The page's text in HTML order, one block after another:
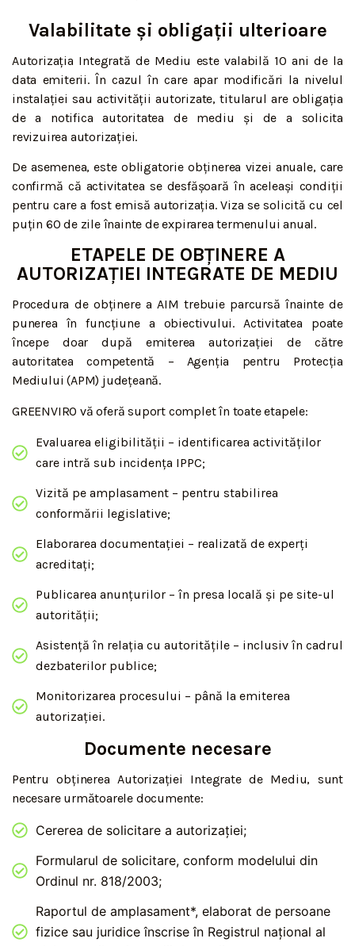
Valabilitate și obligații ulterioare
Autorizația Integrată de Mediu este valabilă 10 ani de la
data emiterii. În cazul în care apar modificări la nivelul
instalației sau activității autorizate, titularul are obligația
de a notifica autoritatea de mediu și de a solicita
revizuirea autorizației.
De asemenea, este obligatorie obținerea vizei anuale, care
confirmă că activitatea se desfășoară în aceleași condiții
pentru care a fost emisă autorizația. Viza se solicită cu cel
puțin 60 de zile înainte de expirarea termenului anual.
ETAPELE DE OBȚINERE A
AUTORIZAȚIEI INTEGRATE DE MEDIU
Procedura de obținere a AIM trebuie parcursă înainte de
punerea în funcțiune a obiectivului. Activitatea poate
începe doar după emiterea autorizației de către
autoritatea competentă – Agenția pentru Protecția
Mediului (APM) județeană.
GREENVIRO vă oferă suport complet în toate etapele:
Evaluarea eligibilității – identificarea activităților
care intră sub incidența IPPC;
Vizită pe amplasament – pentru stabilirea
conformării legislative;
Elaborarea documentației – realizată de experți
acreditați;
Publicarea anunțurilor – în presa locală și pe site-ul
autorității;
Asistență în relația cu autoritățile – inclusiv în cadrul
dezbaterilor publice;
Monitorizarea procesului – până la emiterea
autorizației.
Documente necesare
Pentru obținerea Autorizației Integrate de Mediu, sunt
necesare următoarele documente:
Cererea de solicitare a autorizației;
Formularul de solicitare, conform modelului din
Ordinul nr. 818/2003;
Raportul de amplasament*, elaborat de persoane
fizice sau juridice înscrise în Registrul național al